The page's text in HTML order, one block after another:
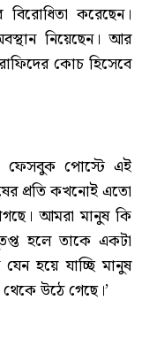
করেছেন।
নিয়েছেন। আর
কোচ হিসেবে
ফেসবুক পোস্টে এই
প্রতি কখনোই এতো
আমরা মানুষ কি
হলে তাকে একটা
হয়ে যাচ্ছি মানুষ
উঠে গেছে।’